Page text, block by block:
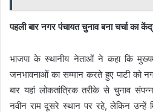
पहली बार नगर पंचायत चुनाव बना चर्चा का
भाजपा के स्थानीय नेताओं ने कहा कि
जनभावनाओं का सम्मान करते हुए पाटी को
बार यहां लोकतांत्रिक तरीके से चुनाव
नवीन राम दूसरे स्थान पर रहे, लेकिन उन्हें